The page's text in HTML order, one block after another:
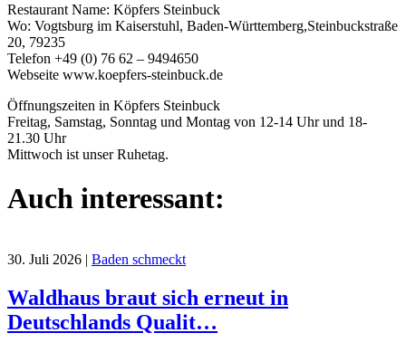
Restaurant Name: Köpfers Steinbuck
Wo: Vogtsburg im Kaiserstuhl, Baden-Württemberg,Steinbuckstraße
20, 79235
Telefon +49 (0) 76 62 – 9494650
Webseite www.koepfers-steinbuck.de
Öffnungszeiten in Köpfers Steinbuck
Freitag, Samstag, Sonntag und Montag von 12-14 Uhr und 18-
21.30 Uhr
Mittwoch ist unser Ruhetag.
Auch interessant:
30. Juli 2026 | Baden schmeckt
Waldhaus braut sich erneut in
Deutschlands Qualit…